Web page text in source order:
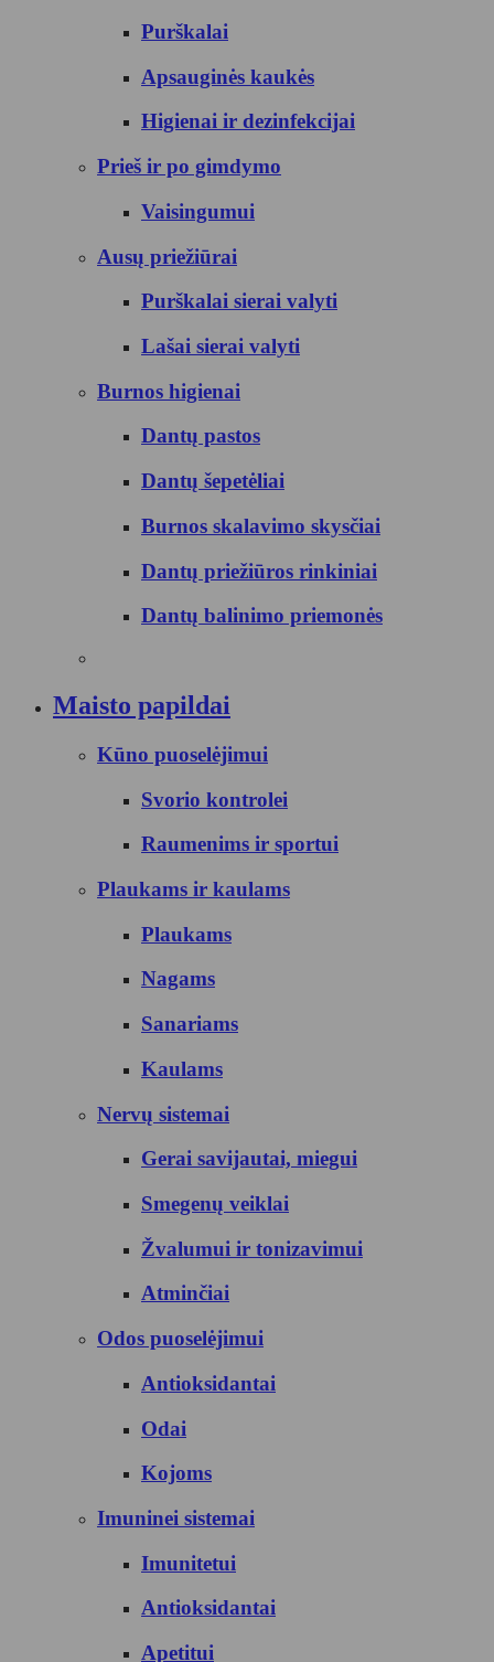
Purškalai
Apsauginės kaukės
Higienai ir dezinfekcijai
Prieš ir po gimdymo
Vaisingumui
Ausų priežiūrai
Purškalai sierai valyti
Lašai sierai valyti
Burnos higienai
Dantų pastos
Dantų šepetėliai
Burnos skalavimo skysčiai
Dantų priežiūros rinkiniai
Dantų balinimo priemonės
Maisto papildai
Kūno puoselėjimui
Svorio kontrolei
Raumenims ir sportui
Plaukams ir kaulams
Plaukams
Nagams
Sanariams
Kaulams
Nervų sistemai
Gerai savijautai, miegui
Smegenų veiklai
Žvalumui ir tonizavimui
Atminčiai
Odos puoselėjimui
Antioksidantai
Odai
Kojoms
Imuninei sistemai
Imunitetui
Antioksidantai
Apetitui